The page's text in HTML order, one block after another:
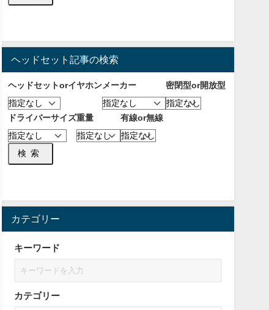
ヘッドセット記事の検索
ヘッドセットorイヤホン メーカー 密閉型or開放型
ドライバーサイズ重量 有線or無線
検索
カテゴリー
キーワード
カテゴリー